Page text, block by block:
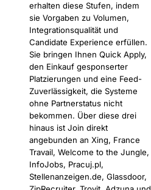
erhalten diese Stufen, indem
sie Vorgaben zu Volumen,
Integrationsqualität und
Candidate Experience erfüllen.
Sie bringen Ihnen Quick Apply,
den Einkauf gesponserter
Platzierungen und eine Feed-
Zuverlässigkeit, die Systeme
ohne Partnerstatus nicht
bekommen. Über diese drei
hinaus ist Join direkt
angebunden an Xing, France
Travail, Welcome to the Jungle,
InfoJobs, Pracuj.pl,
Stellenanzeigen.de, Glassdoor,